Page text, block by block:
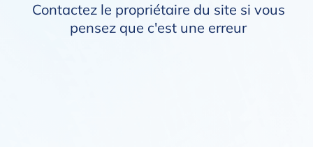
Contactez le propriétaire du site si vous
pensez que c'est une erreur